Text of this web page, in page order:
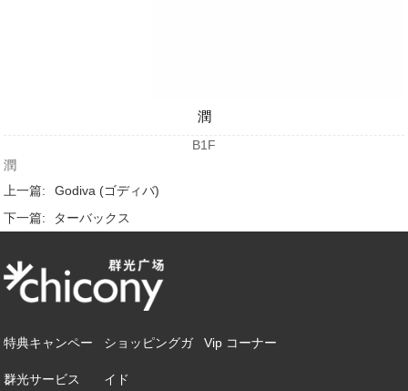
潤
B1F
潤
上一篇:
Godiva (ゴディバ)
下一篇:
ターバックス
特典キャンペー
ン
ショッピングガ
イド
Vip コーナー
群光サービス